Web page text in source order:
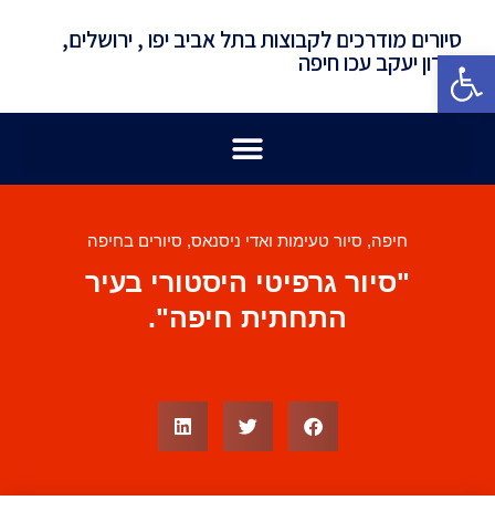
פתח סרגל נגישות
סיורים מודרכים לקבוצות בתל אביב יפו , ירושלים,
זכרון יעקב עכו חיפה
חיפה, סיור טעימות ואדי ניסנאס, סיורים בחיפה
"סיור גרפיטי היסטורי בעיר
התחתית חיפה".